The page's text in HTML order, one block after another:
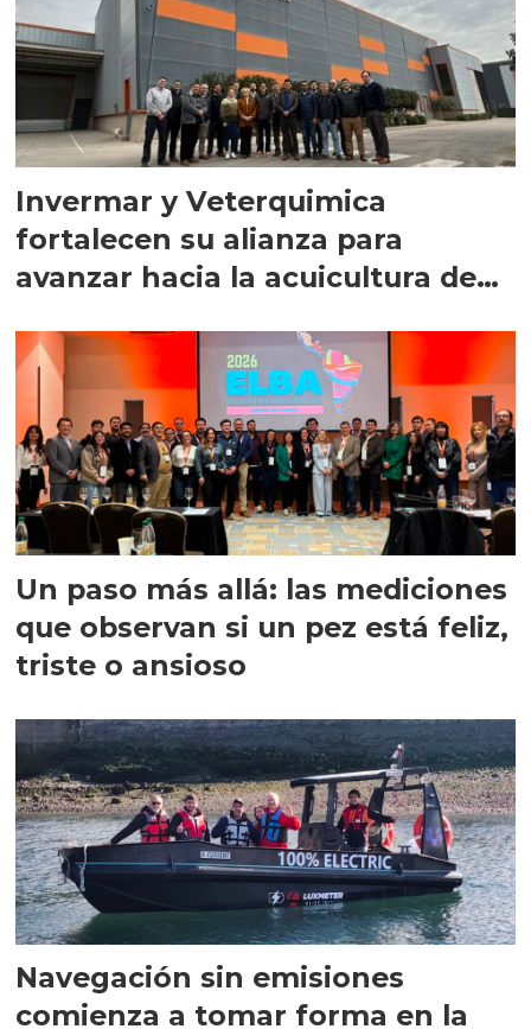
Invermar y Veterquimica
fortalecen su alianza para
avanzar hacia la acuicultura de
Un paso más allá: las mediciones
que observan si un pez está feliz,
triste o ansioso
Navegación sin emisiones
comienza a tomar forma en la